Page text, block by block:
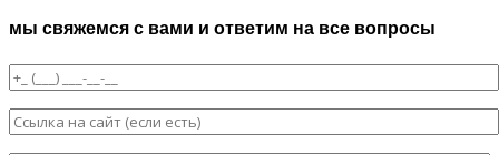
мы свяжемся с вами и ответим на все вопросы